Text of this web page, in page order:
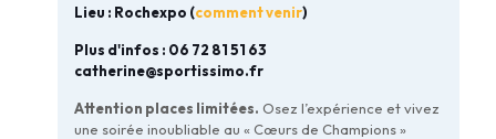
Lieu : Rochexpo (comment venir)
Plus d'infos : 06 72 81 51 63
catherine@sportissimo.fr
Attention places limitées. Osez l’expérience et vivez
une soirée inoubliable au « Cœurs de Champions »